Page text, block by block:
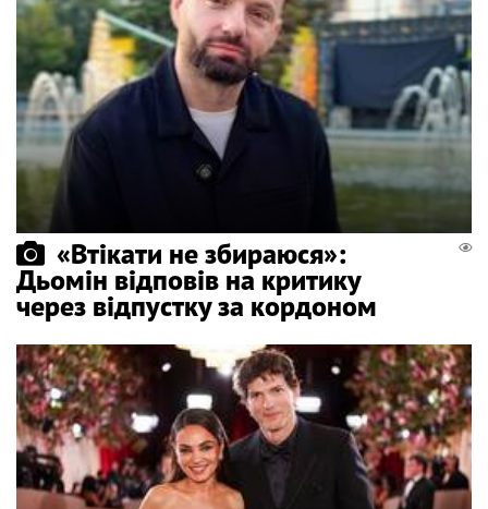
«Втікати не збираюся»:
Дьомін відповів на критику
через відпустку за кордоном